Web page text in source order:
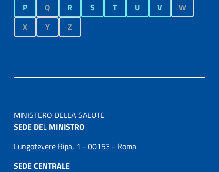
P
Q R S T U V
W
X
Y Z
MINISTERO DELLA SALUTE
SEDE DEL MINISTRO
Lungotevere Ripa, 1 - 00153 - Roma
SEDE CENTRALE